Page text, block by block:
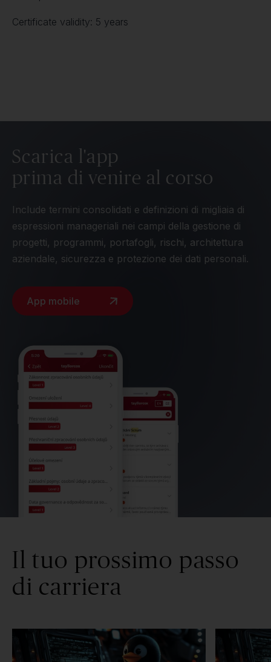
Certificate validity: 5 years
Scarica l'app
prima di venire al corso
Include termini consolidati e definizioni di migliaia di
espressioni manageriali nei campi della gestione di
progetti, programmi, portafogli, rischi, architettura
aziendale, sicurezza e protezione dei dati personali.
App mobile
Il tuo prossimo passo
di carriera